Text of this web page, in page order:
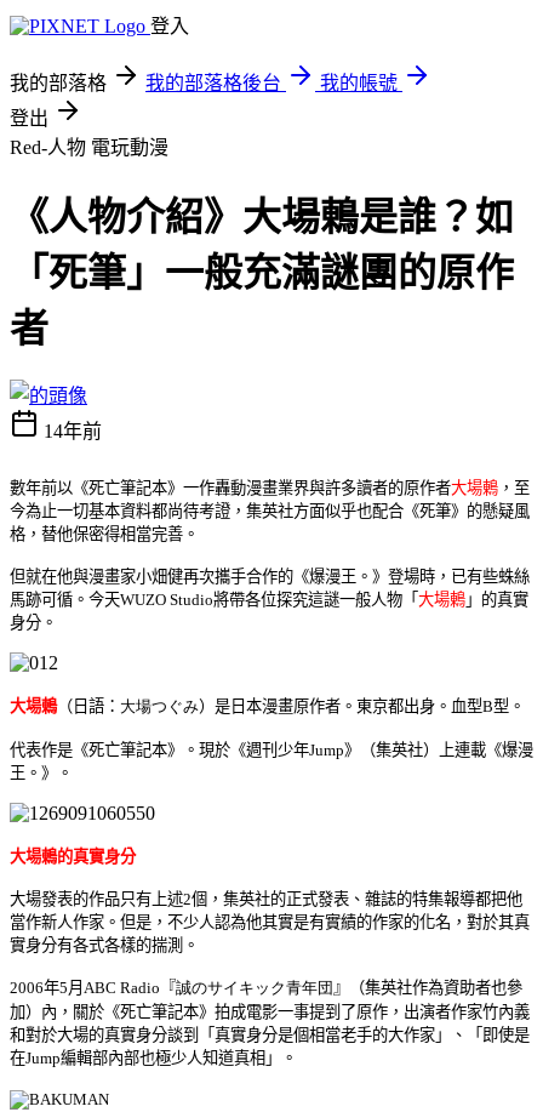
登入
我的部落格 我的部落格後台
我的帳號
登出
Red-人物 電玩動漫
《人物介紹》大場鶇是誰？如
「死筆」一般充滿謎團的原作
者
14年前
數年前以《死亡筆記本》一作轟動漫畫業界與許多讀者的原作者大場鶇 ，至
今為止一切基本資料都尚待考證，集英社方面似乎也配合《死筆》的懸疑風
格，替他保密得相當完善。
但就在他與漫畫家小畑健再次攜手合作的《爆漫王。》登場時，已有些蛛絲
馬跡可循。今天WUZO Studio將帶各位探究這謎一般人物「 大場鶇 」的真實
身分。
大場鶇（日語： 大場つぐみ）是日本漫畫原作者。東京都出身。血型B型。
代表作是《死亡筆記本》。現於《週刊少年Jump》（集英社）上連載《爆漫
王。》。
大場鶇的真實身分
大場發表的作品只有上述2個，集英社的正式發表、雜誌的特集報導都把他
當作新人作家。但是，不少人認為他其實是有實績的作家的化名，對於其真
實身分有各式各樣的揣測。
2006年5月ABC Radio『誠のサイキック青年団 』（集英社作為資助者也參
加）內，關於《死亡筆記本》拍成電影一事提到了原作，出演者作家竹內義
和對於大場的真實身分談到「真實身分是個相當老手的大作家」、「即使是
在Jump編輯部內部也極少人知道真相」。